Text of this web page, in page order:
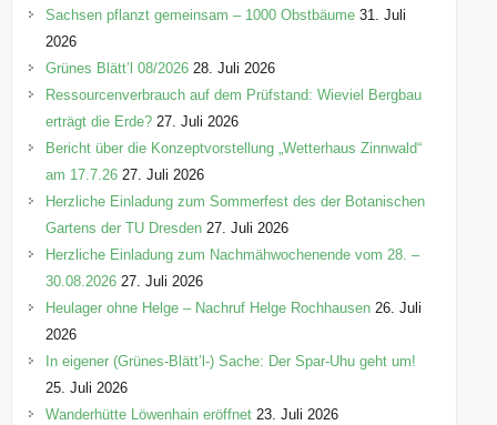
r
e
n
Sachsen pflanzt gemeinsam – 1000 Obstbäume 31. Juli
2026
Grünes Blätt’l 08/2026 28. Juli 2026
Ressourcenverbrauch auf dem Prüfstand: Wieviel Bergbau
erträgt die Erde? 27. Juli 2026
Bericht über die Konzeptvorstellung „Wetterhaus Zinnwald“
am 17.7.26 27. Juli 2026
Herzliche Einladung zum Sommerfest des der Botanischen
Gartens der TU Dresden 27. Juli 2026
Herzliche Einladung zum Nachmähwochenende vom 28. –
30.08.2026 27. Juli 2026
Heulager ohne Helge – Nachruf Helge Rochhausen 26. Juli
2026
In eigener (Grünes-Blätt’l-) Sache: Der Spar-Uhu geht um!
25. Juli 2026
Wanderhütte Löwenhain eröffnet 23. Juli 2026